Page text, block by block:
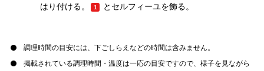
はり付ける。
1 とセルフィーユを飾る。
調理時間の目安には、下ごしらえなどの時間は含みません。
掲載されている調理時間・温度は一応の目安ですので、様子を見ながら